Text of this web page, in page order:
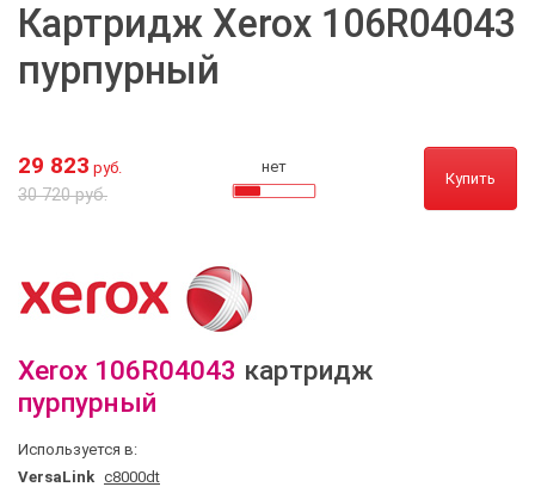
Картридж Xerox 106R04043
пурпурный
29 823 руб.
30 720 руб.
нет
Купить
Xerox 106R04043 картридж
пурпурный
Используется в:
VersaLink c8000dt